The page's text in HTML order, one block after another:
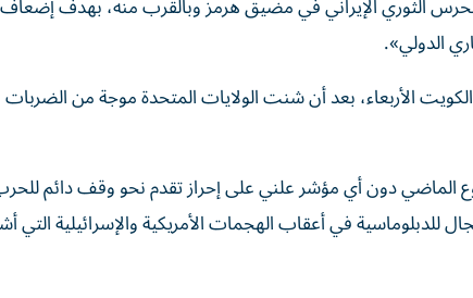
الدولي».
الأربعاء، بعد أن شنت الولايات المتحدة موجة من الضربات
الماضي دون أي مؤشر علني على إحراز تقدم نحو وقف دائم
60 يوماً يهدف لإفساح المجال للدبلوماسية في أعقاب الهجمات الأمريكية والإسرائيلية